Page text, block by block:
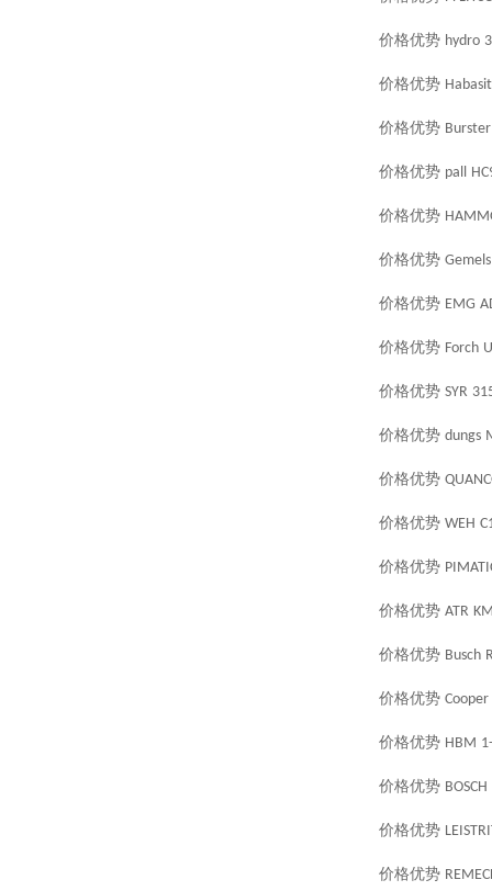
价格优势 hydro
价格优势 Habasit
价格优势 Burster
价格优势 pall
价格优势
价格优势 Gemels
价格优势 EMG
价格优势 Forch
价格优势 SYR
价格优势 dungs
价格优势
价格优势 WEH
价格优势
价格优势 ATR
价格优势 Busch
价格优势 Cooper
价格优势 HBM
价格优势 BOSCH
价格优势
价格优势